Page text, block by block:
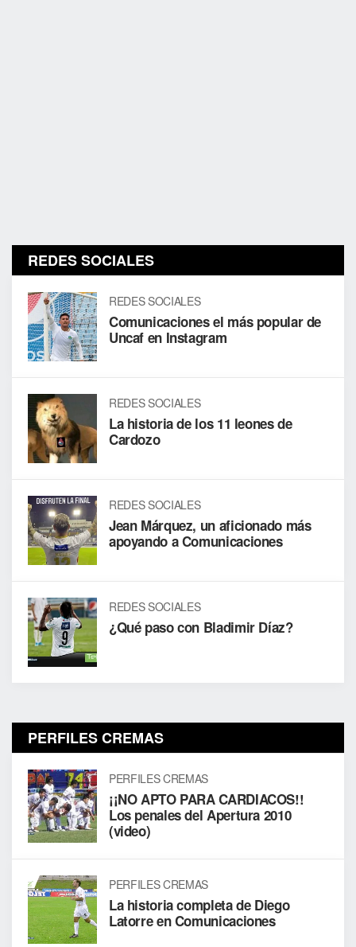
REDES SOCIALES
REDES SOCIALES
Comunicaciones el más popular de
Uncaf en Instagram
REDES SOCIALES
La historia de los 11 leones de
Cardozo
REDES SOCIALES
Jean Márquez, un aficionado más
apoyando a Comunicaciones
REDES SOCIALES
¿Qué paso con Bladimir Díaz?
PERFILES CREMAS
PERFILES CREMAS
¡¡NO APTO PARA CARDIACOS!!
Los penales del Apertura 2010
(video)
PERFILES CREMAS
La historia completa de Diego
Latorre en Comunicaciones